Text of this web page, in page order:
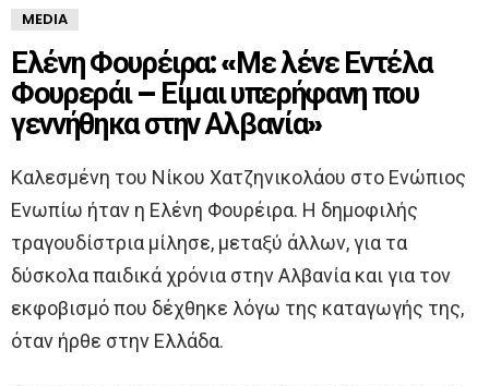
MEDIA
Ελένη Φουρέιρα: «Με λένε Εντέλα
Φουρεράι – Είμαι υπερήφανη που
γεννήθηκα στην Αλβανία»
Καλεσμένη του Νίκου Χατζηνικολάου στο Ενώπιος
Ενωπίω ήταν η Ελένη Φουρέιρα. Η δημοφιλής
τραγουδίστρια μίλησε, μεταξύ άλλων, για τα
δύσκολα παιδικά χρόνια στην Αλβανία και για τον
εκφοβισμό που δέχθηκε λόγω της καταγωγής της,
όταν ήρθε στην Ελλάδα.